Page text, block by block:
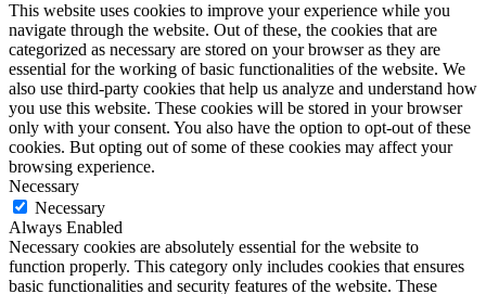
This website uses cookies to improve your experience while you
navigate through the website. Out of these, the cookies that are
categorized as necessary are stored on your browser as they are
essential for the working of basic functionalities of the website. We
also use third-party cookies that help us analyze and understand how
you use this website. These cookies will be stored in your browser
only with your consent. You also have the option to opt-out of these
cookies. But opting out of some of these cookies may affect your
browsing experience.
Necessary
Necessary
Always Enabled
Necessary cookies are absolutely essential for the website to
function properly. This category only includes cookies that ensures
basic functionalities and security features of the website. These